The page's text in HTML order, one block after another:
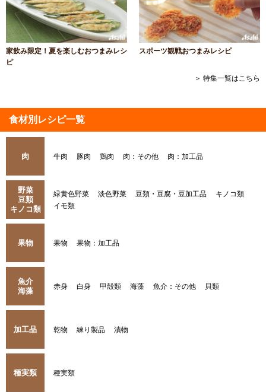
家飲み限定！夏を楽しむおつまみレシ
ピ
スポーツ観戦おつまみレシピ
＞ 特集一覧はこちら
食材別レシピ一覧
肉 牛肉 豚肉 鶏肉 肉：その他 肉：加工品
野菜
豆類
キノコ類
緑黄色野菜 淡色野菜 豆類・豆腐・豆加工品
キノコ類
イモ類
果物 果物 果物：加工品
魚介
海藻
赤身 白身 甲殻類 海藻 魚介：その他 貝類
加工品 乾物 練り製品 漬物
種実類 種実類